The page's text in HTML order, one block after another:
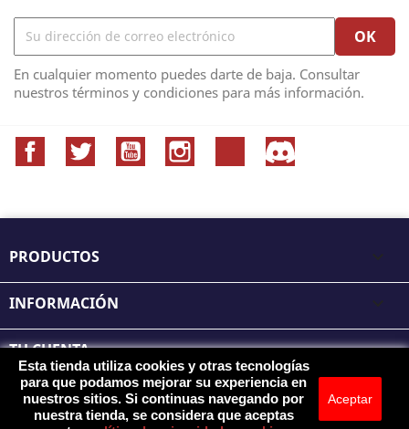
En cualquier momento puedes darte de baja. Consultar
nuestros términos y condiciones para más información.
FacebookTwitter YouTube InstagramTikTok Discord
PRODUCTOS 
INFORMACIÓN 
TU CUENTA 
INFORMACIÓN DE LA TIENDA
Esta tienda utiliza cookies y otras tecnologías
para que podamos mejorar su experiencia en
nuestros sitios. Si continuas navegando por
nuestra tienda, se considera que aceptas
Aceptar